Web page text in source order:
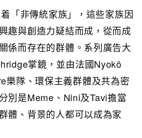
「非傳統家族」，這些家族因
趣與創造力疑結而成，從而成
係而存在的群體。系列廣告大
掌鏡，並由法國Nyokô
樂隊、環保主義群體及共為密
別是Meme、Nini及Tavi擔當
體、背景的人都可以成為家